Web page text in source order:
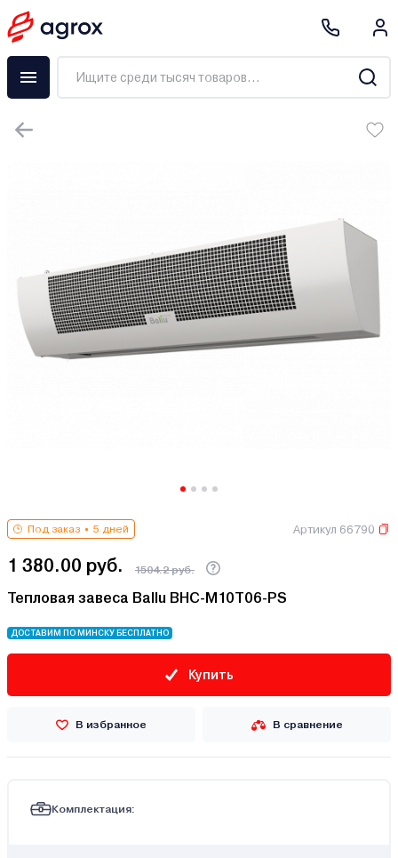
Под заказ 5 дней Артикул 66790
1 380.00 руб. 1504.2 руб.
Тепловая завеса Ballu ВНС-M10T06-PS
ДОСТАВИМ ПО МИНСКУ БЕСПЛАТНО
Купить
В избранное В сравнение
Комплектация: